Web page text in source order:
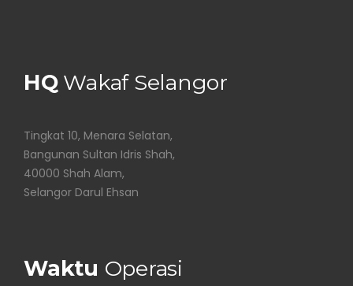
HQWakaf Selangor
Tingkat 10, Menara Selatan,
Bangunan Sultan Idris Shah,
40000 Shah Alam,
Selangor Darul Ehsan
Waktu Operasi